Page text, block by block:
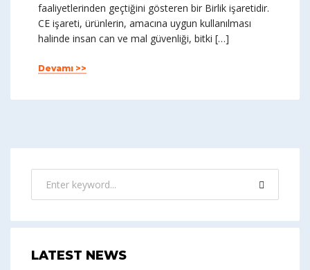
faaliyetlerinden geçtiğini gösteren bir Birlik işaretidir.
CE işareti, ürünlerin, amacına uygun kullanılması
halinde insan can ve mal güvenliği, bitki […]
Devamı >>
LATEST NEWS